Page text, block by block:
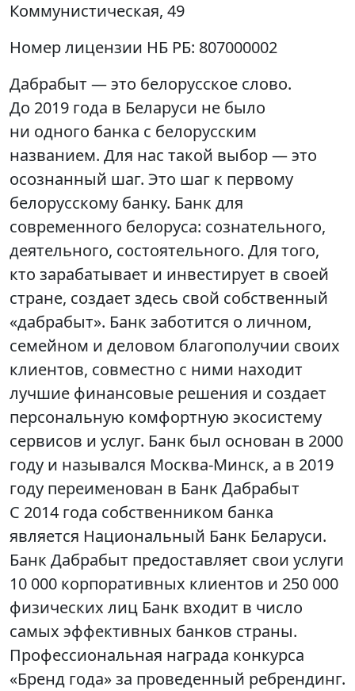
Коммунистическая, 49
Номер лицензии НБ РБ: 807000002
Дабрабыт — это белорусское слово.
До 2019 года в Беларуси не было
ни одного банка с белорусским
названием. Для нас такой выбор — это
осознанный шаг. Это шаг к первому
белорусскому банку. Банк для
современного белоруса: сознательного,
деятельного, состоятельного. Для того,
кто зарабатывает и инвестирует в своей
стране, создает здесь свой собственный
«дабрабыт». Банк заботится о личном,
семейном и деловом благополучии своих
клиентов, совместно с ними находит
лучшие финансовые решения и создает
персональную комфортную экосистему
сервисов и услуг. Банк был основан в 2000
году и назывался Москва-Минск, а в 2019
году переименован в Банк Дабрабыт
С 2014 года собственником банка
является Национальный Банк Беларуси.
Банк Дабрабыт предоставляет свои услуги
10 000 корпоративных клиентов и 250 000
физических лиц Банк входит в число
самых эффективных банков страны.
Профессиональная награда конкурса
«Бренд года» за проведенный ребрендинг.